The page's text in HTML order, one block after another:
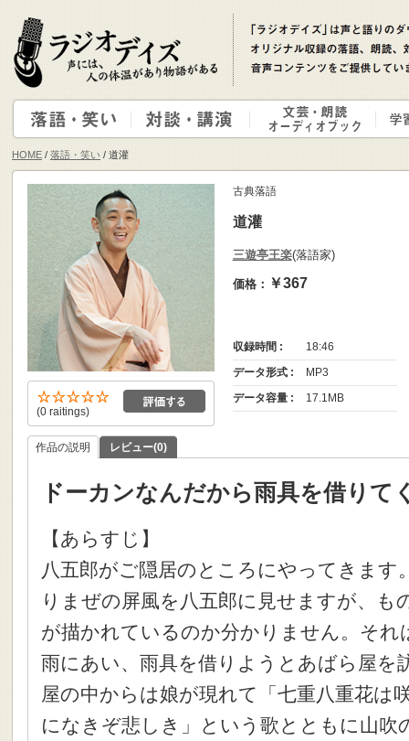
HOME / 落語・笑い / 道灌
(0 raitings)
古典落語
道灌
三遊亭王楽(落語家)
価格： ￥367
収録時間 :
18:46
データ形式 :
MP3
データ容量 :
17.1MB
作品の説明 レビュー(0)
ドーカンなんだから雨具を借りて
【あらすじ】
八五郎がご隠居のところにやってきます
りまぜの屏風を八五郎に見せますが、も
が描かれているのか分かりません。それ
雨にあい、雨具を借りようとあばら屋を
屋の中からは娘が現れて「七重八重花は
になきぞ悲しき」という歌とともに山吹